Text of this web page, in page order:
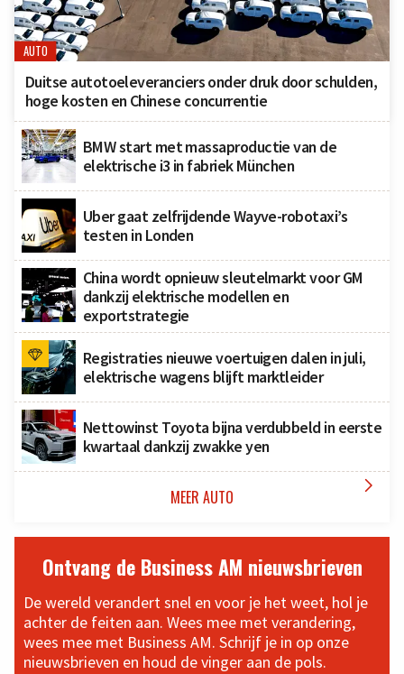
AUTO
Duitse autotoeleveranciers onder druk door schulden,
hoge kosten en Chinese concurrentie
BMW start met massaproductie van de
elektrische i3 in fabriek München
Uber gaat zelfrijdende Wayve-robotaxi’s
testen in Londen
China wordt opnieuw sleutelmarkt voor GM
dankzij elektrische modellen en
exportstrategie
Registraties nieuwe voertuigen dalen in juli,
elektrische wagens blijft marktleider
Nettowinst Toyota bijna verdubbeld in eerste
kwartaal dankzij zwakke yen
MEER AUTO 
Ontvang de Business AM nieuwsbrieven
De wereld verandert snel en voor je het weet, hol je
achter de feiten aan. Wees mee met verandering,
wees mee met Business AM. Schrijf je in op onze
nieuwsbrieven en houd de vinger aan de pols.